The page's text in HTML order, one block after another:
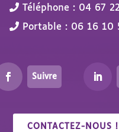
Téléphone : 04 67
Portable : 06 16 10
Suivre
CONTACTEZ-NOUS !